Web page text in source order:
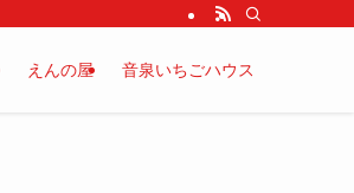
えんの屋 音泉いちごハウス